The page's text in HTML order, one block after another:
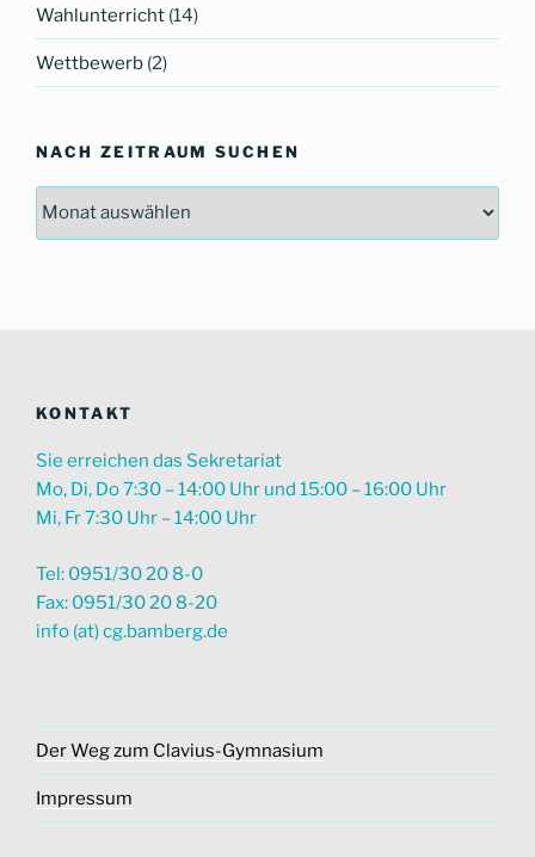
Wahlunterricht (14)
Wettbewerb (2)
NACH ZEITRAUM SUCHEN
Nach
KONTAKT
Sie erreichen das Sekretariat
Mo, Di, Do 7:30 – 14:00 Uhr und 15:00 – 16:00 Uhr
Mi, Fr 7:30 Uhr – 14:00 Uhr
Tel: 0951/30 20 8-0
Fax: 0951/30 20 8-20
info (at) cg.bamberg.de
Der Weg zum Clavius-Gymnasium
Impressum